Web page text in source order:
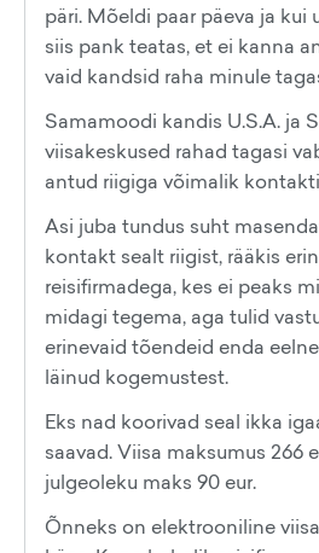
päri. Mõeldi paar päeva ja kui
siis pank teatas, et ei kanna
vaid kandsid raha minule
Samamoodi kandis U.S.A. ja
viisakeskused rahad tagasi
antud riigiga võimalik
Asi juba tundus suht
kontakt sealt riigist, rääkis
reisifirmadega, kes ei peaks
midagi tegema, aga tulid
erinevaid tõendeid enda
läinud kogemustest.
Eks nad koorivad seal ikka
saavad. Viisa maksumus 266
julgeoleku maks 90 eur.
Õnneks on elektrooniline